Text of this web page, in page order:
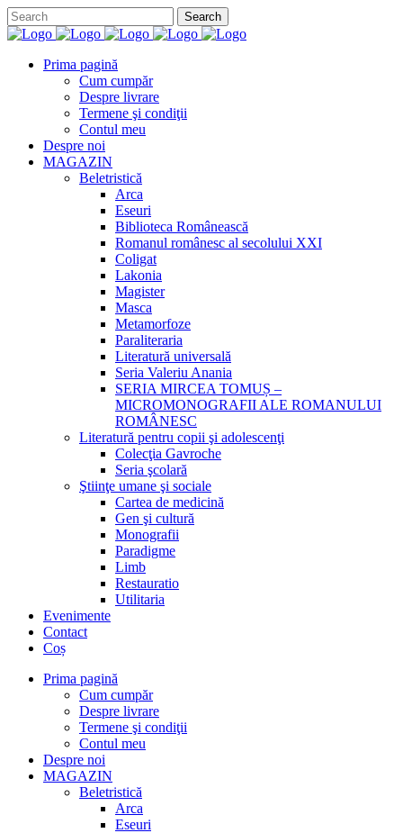
Prima pagină
Cum cumpăr
Despre livrare
Termene şi condiţii
Contul meu
Despre noi
MAGAZIN
Beletristică
Arca
Eseuri
Biblioteca Românească
Romanul românesc al secolului XXI
Coligat
Lakonia
Magister
Masca
Metamorfoze
Paraliteraria
Literatură universală
Seria Valeriu Anania
SERIA MIRCEA TOMUȘ –
MICROMONOGRAFII ALE ROMANULUI
ROMÂNESC
Literatură pentru copii şi adolescenţi
Colecţia Gavroche
Seria şcolară
Ştiinţe umane şi sociale
Cartea de medicină
Gen şi cultură
Monografii
Paradigme
Limb
Restauratio
Utilitaria
Evenimente
Contact
Coș
Prima pagină
Cum cumpăr
Despre livrare
Termene şi condiţii
Contul meu
Despre noi
MAGAZIN
Beletristică
Arca
Eseuri